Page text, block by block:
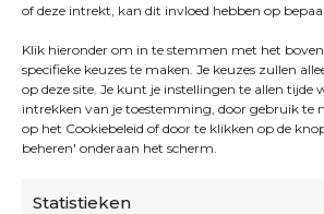
of deze intrekt, kan dit invloed hebben op
Klik hieronder om in te stemmen met het
specifieke keuzes te maken. Je keuzes zullen
op deze site. Je kunt je instellingen te allen tijde
intrekken van je toestemming, door gebruik te
op het Cookiebeleid of door te klikken op de
beheren' onderaan het scherm.
Statistieken